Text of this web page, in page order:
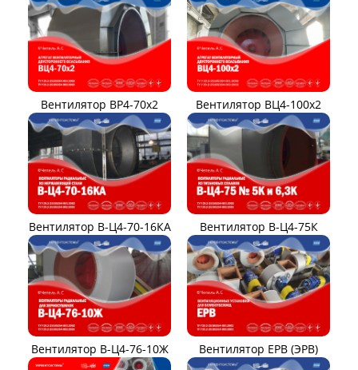
Вентилятор ВР4-70x2 Вентилятор ВЦ4-100х2
Вентилятор В-Ц4-70-16КА Вентилятор В-Ц4-75К
Вентилятор В-Ц4-76-10Ж Вентилятор ЕРВ (ЭРВ)